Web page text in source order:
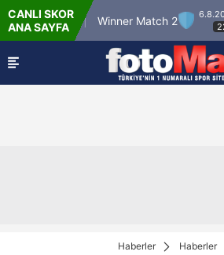
CANLI SKOR
ANA SAYFA
12 Winner Match 2
6.8.2026 - Per
22:00
Haberler
Haberler